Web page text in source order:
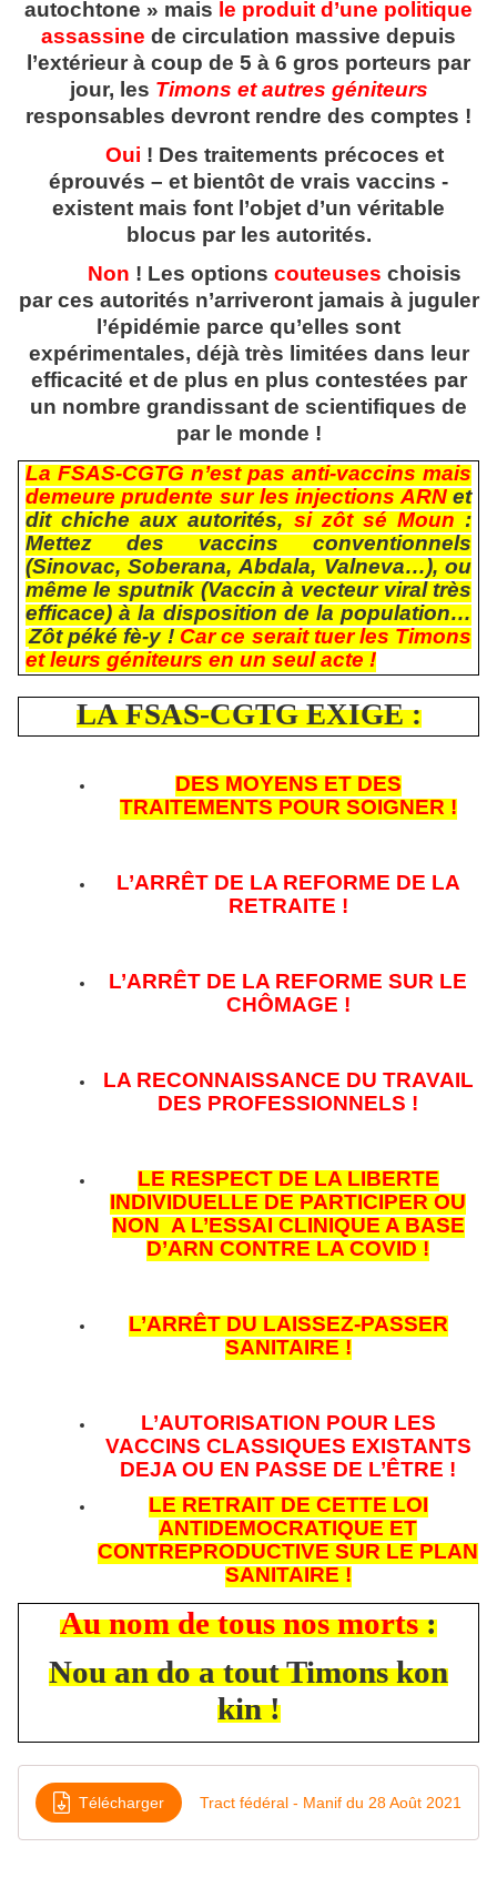
autochtone » mais le produit d’une politique
assassine de circulation massive depuis
l’extérieur à coup de 5 à 6 gros porteurs par
jour, les Timons et autres géniteurs
responsables devront rendre des comptes !
Oui ! Des traitements précoces et
éprouvés – et bientôt de vrais vaccins -
existent mais font l’objet d’un véritable
blocus par les autorités.
Non ! Les optionscouteuses choisis
par ces autorités n’arriveront jamais à juguler
l’épidémie parce qu’elles sont
expérimentales, déjà très limitées dans leur
efficacité et de plus en plus contestées par
un nombre grandissant de scientifiques de
par le monde !
La FSAS-CGTG n’est pas anti-vaccins mais
demeure prudente sur les injections ARNet
dit chiche aux autorités, si zôt sé Moun :
Mettez des vaccins conventionnels
(Sinovac, Soberana, Abdala, Valneva…), ou
même le sputnik (Vaccin à vecteur viral très
efficace) à la disposition de la population…
Zôt péké fè-y !Car ce serait tuer les Timons
et leurs géniteurs en un seul acte !
LA FSAS-CGTG EXIGE :
DES MOYENS ET DES
TRAITEMENTS POUR SOIGNER !
L’ARRÊT DE LA REFORME DE LA
RETRAITE !
L’ARRÊT DE LA REFORME SUR LE
CHÔMAGE !
LA RECONNAISSANCE DU TRAVAIL
DES PROFESSIONNELS !
LE RESPECT DE LA LIBERTE
INDIVIDUELLE DE PARTICIPER OU
NON A L’ESSAI CLINIQUE A BASE
D’ARN CONTRE LA COVID !
L’ARRÊT DU LAISSEZ-PASSER
SANITAIRE !
L’AUTORISATION POUR LES
VACCINS CLASSIQUES EXISTANTS
DEJA OU EN PASSE DE L’ÊTRE !
LE RETRAIT DE CETTE LOI
ANTIDEMOCRATIQUE ET
CONTREPRODUCTIVE SUR LE PLAN
SANITAIRE !
Au nom de tous nos morts:
Nou an do a tout Timons kon
kin !
Télécharger Tract fédéral - Manif du 28 Août 2021